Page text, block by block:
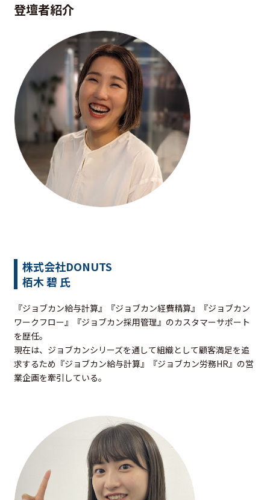
登壇者紹介
株式会社DONUTS
栢木 碧 氏
『ジョブカン給与計算』『ジョブカン経費精算』『ジョブカン
ワークフロー』『ジョブカン採用管理』のカスタマーサポート
を歴任。
現在は、ジョブカンシリーズを通して組織として顧客満足を追
求するため『ジョブカン給与計算』『ジョブカン労務HR』の営
業企画を牽引している。